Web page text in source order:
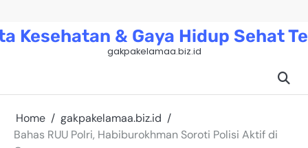
content
Kesehatan & Gaya Hidup Sehat
gakpakelamaa.biz.id
Home
gakpakelamaa.biz.id
Bahas RUU Polri, Habiburokhman Soroti Polisi Aktif di